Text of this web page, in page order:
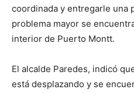
coordinada y entregarle una
problema mayor se
interior de Puerto Montt.
El alcalde Paredes, indicó
está desplazando y se